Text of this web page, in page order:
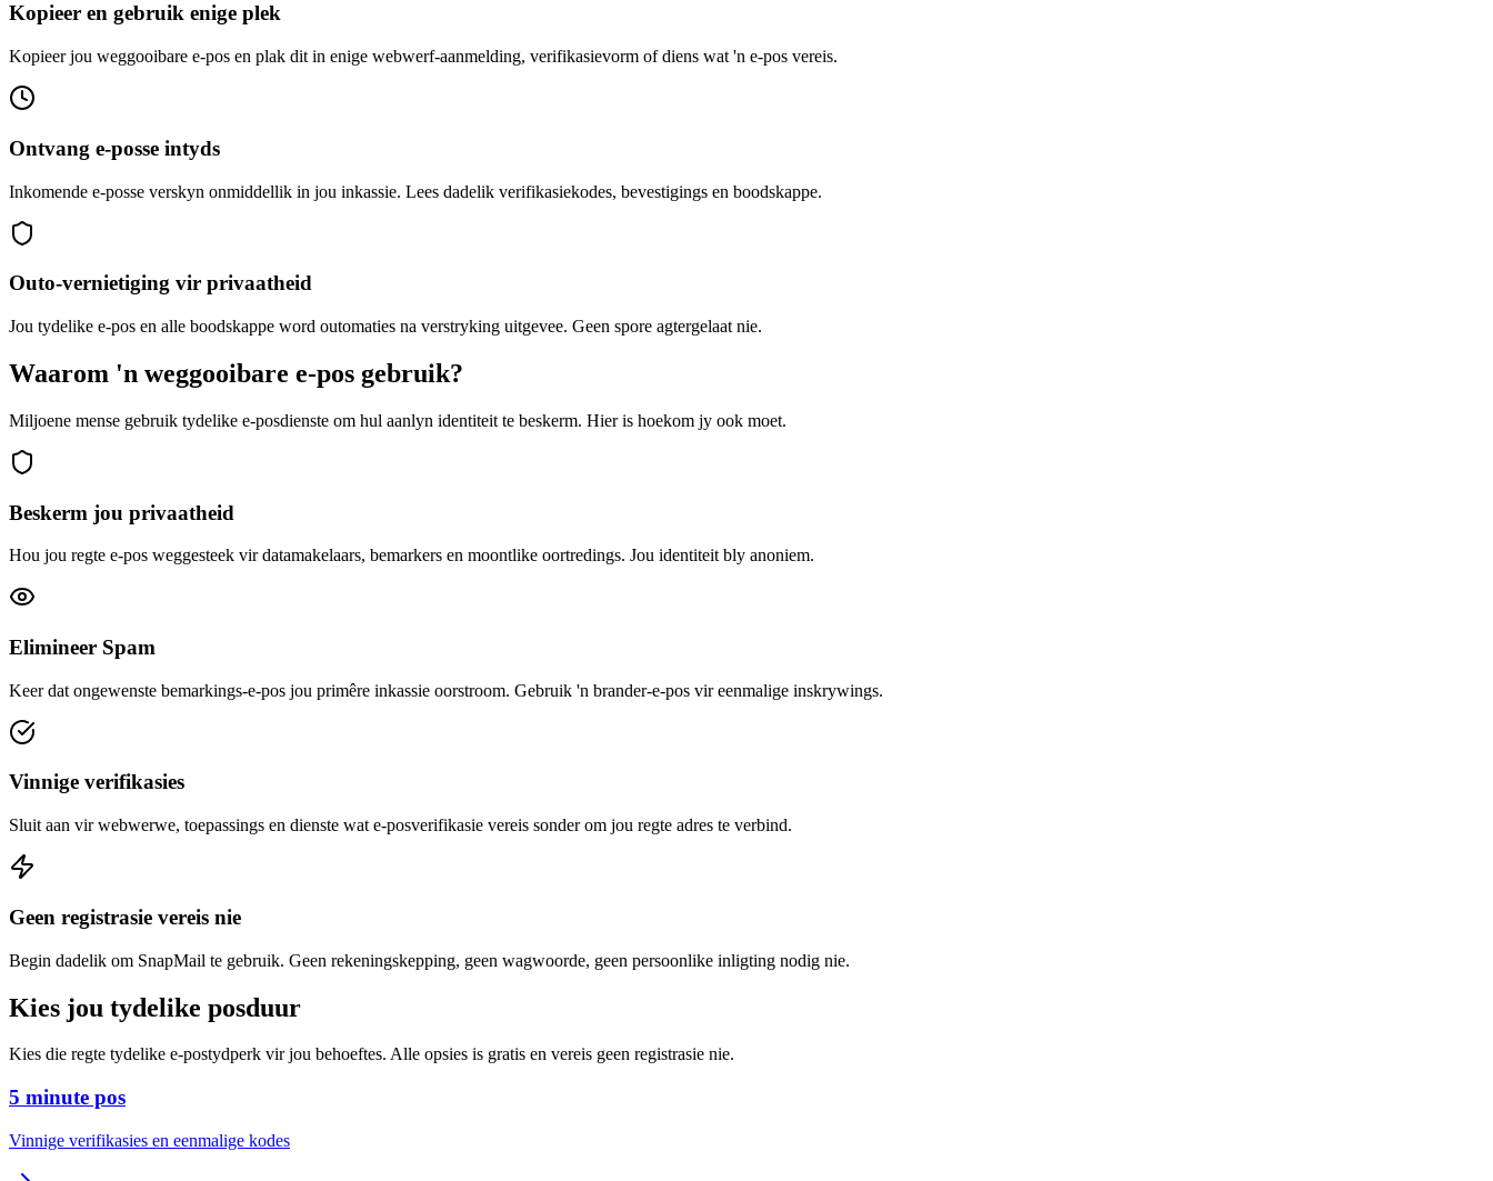
Kopieer en gebruik enige plek
Kopieer jou weggooibare e-pos en plak dit in enige webwerf-aanmelding, verifikasievorm of diens wat 'n e-pos vereis.
Ontvang e-posse intyds
Inkomende e-posse verskyn onmiddellik in jou inkassie. Lees dadelik verifikasiekodes, bevestigings en boodskappe.
Outo-vernietiging vir privaatheid
Jou tydelike e-pos en alle boodskappe word outomaties na verstryking uitgevee. Geen spore agtergelaat nie.
Waarom 'n weggooibare e-pos gebruik?
Miljoene mense gebruik tydelike e-posdienste om hul aanlyn identiteit te beskerm. Hier is hoekom jy ook moet.
Beskerm jou privaatheid
Hou jou regte e-pos weggesteek vir datamakelaars, bemarkers en moontlike oortredings. Jou identiteit bly anoniem.
Elimineer Spam
Keer dat ongewenste bemarkings-e-pos jou primêre inkassie oorstroom. Gebruik 'n brander-e-pos vir eenmalige inskrywings.
Vinnige verifikasies
Sluit aan vir webwerwe, toepassings en dienste wat e-posverifikasie vereis sonder om jou regte adres te verbind.
Geen registrasie vereis nie
Begin dadelik om SnapMail te gebruik. Geen rekeningskepping, geen wagwoorde, geen persoonlike inligting nodig nie.
Kies jou tydelike posduur
Kies die regte tydelike e-postydperk vir jou behoeftes. Alle opsies is gratis en vereis geen registrasie nie.
5 minute pos
Vinnige verifikasies en eenmalige kodes